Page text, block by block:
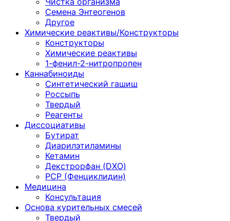
Семена Энтеогенов
Другое
Химические реактивы/Конструкторы
Конструкторы
Химические реактивы
1-фенил-2-нитропропен
Каннабиноиды
Синтетический гашиш
Россыпь
Твердый
Реагенты
Диссоциативы
Бутират
Диарилэтиламины
Кетамин
Декстрорфан (DXO)
PCP (Фенциклидин)
Медицина
Консультация
Основа курительных смесей
Твердый